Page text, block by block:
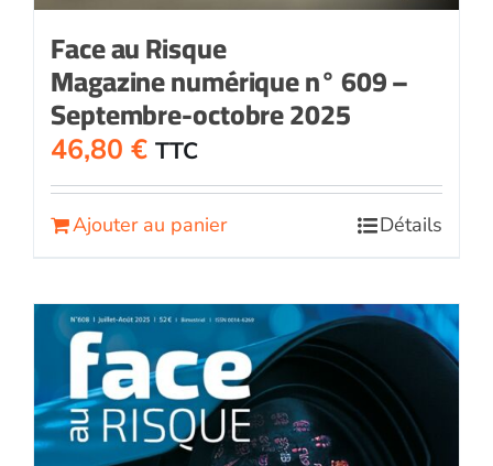
Face au Risque
Magazine numérique n° 609 –
Septembre-octobre 2025
46,80 € TTC
Ajouter au panier Détails